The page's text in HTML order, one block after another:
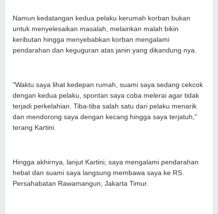
Namun kedatangan kedua pelaku kerumah korban bukan
untuk menyelesaikan masalah, melainkan malah bikin
keributan hingga menyebabkan korban mengalami
pendarahan dan keguguran atas janin yang dikandung nya.
"Waktu saya lihat kedepan rumah, suami saya sedang cekcok
dengan kedua pelaku, spontan saya coba melerai agar tidak
terjadi perkelahian. Tiba-tiba salah satu dari pelaku menarik
dan mendorong saya dengan kecang hingga saya terjatuh,"
terang Kartini.
Hingga akhirnya, lanjut Kartini, saya mengalami pendarahan
hebat dan suami saya langsung membawa saya ke RS.
Persahabatan Rawamangun, Jakarta Timur.